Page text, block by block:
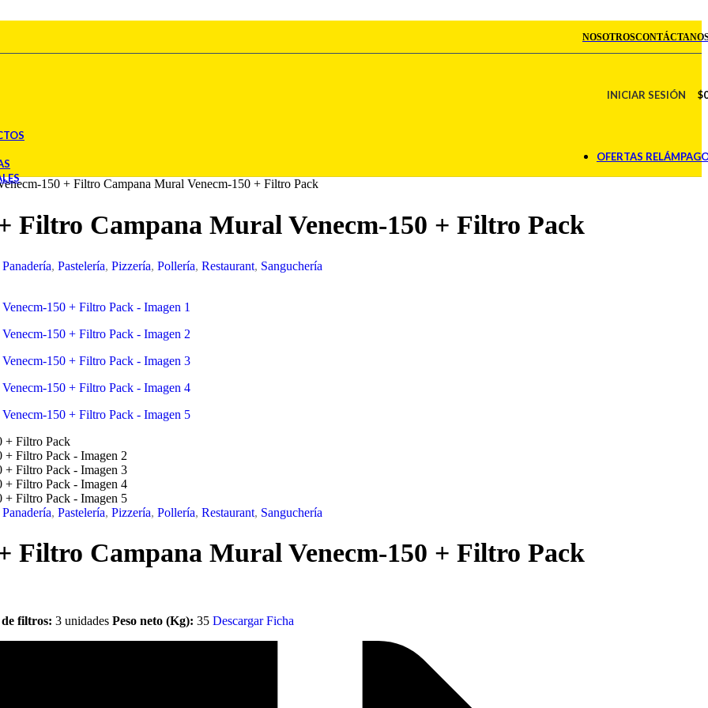
NOSOTROS
INICIAR SESIÓN $
OFERTAS
150 + Filtro Campana Mural Venecm-150 + Filtro Pack
Filtro Campana Mural Venecm-150 + Filtro Pack
Panadería, Pastelería, Pizzería, Pollería, Restaurant, Sanguchería
Panadería, Pastelería, Pizzería, Pollería, Restaurant, Sanguchería
Filtro Campana Mural Venecm-150 + Filtro Pack
de filtros: 3 unidades Peso neto (Kg): 35 Descargar Ficha